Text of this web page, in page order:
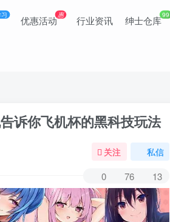
优惠活动惠 行业资讯 绅士仓库99
诉你飞机杯的黑科技玩法
关注 私信
0 76 13